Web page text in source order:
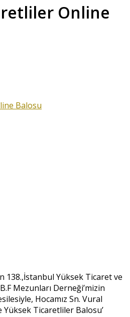
Online
138.,İstanbul Yüksek Ticaret ve
Mezunları Derneği’mizin
Hocamız Sn. Vural
Yüksek Ticaretliler Balosu’